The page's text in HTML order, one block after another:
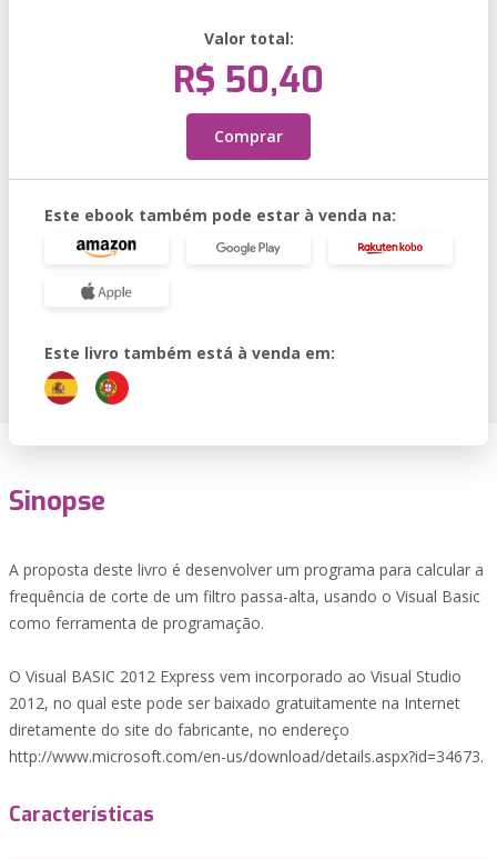
Valor total:
R$ 50,40
Comprar
Este ebook também pode estar à venda na:
Este livro também está à venda em:
Sinopse
A proposta deste livro é desenvolver um programa para calcular a
frequência de corte de um filtro passa-alta, usando o Visual Basic
como ferramenta de programação.
O Visual BASIC 2012 Express vem incorporado ao Visual Studio
2012, no qual este pode ser baixado gratuitamente na Internet
diretamente do site do fabricante, no endereço
http://www.microsoft.com/en-us/download/details.aspx?id=34673.
Características